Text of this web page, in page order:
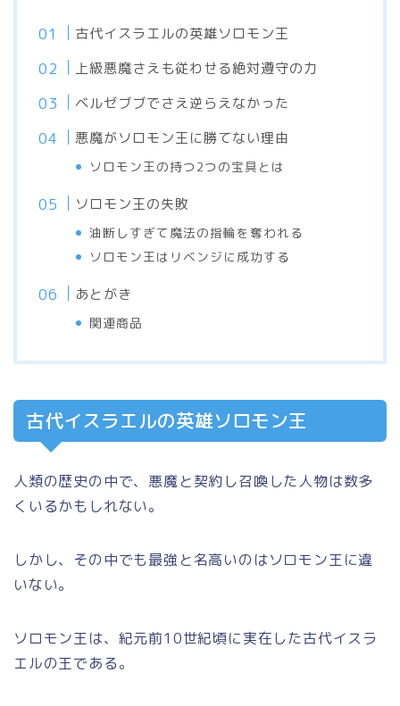
古代イスラエルの英雄ソロモン王
上級悪魔さえも従わせる絶対遵守の力
ベルゼブブでさえ逆らえなかった
悪魔がソロモン王に勝てない理由
ソロモン王の持つ2つの宝具とは
ソロモン王の失敗
油断しすぎて魔法の指輪を奪われる
ソロモン王はリベンジに成功する
あとがき
関連商品
古代イスラエルの英雄ソロモン王
人類の歴史の中で、悪魔と契約し召喚した人物は数多
くいるかもしれない。
しかし、その中でも最強と名高いのはソロモン王に違
いない。
ソロモン王は、 紀元前10世紀頃に実在した古代イスラ
エルの王である。